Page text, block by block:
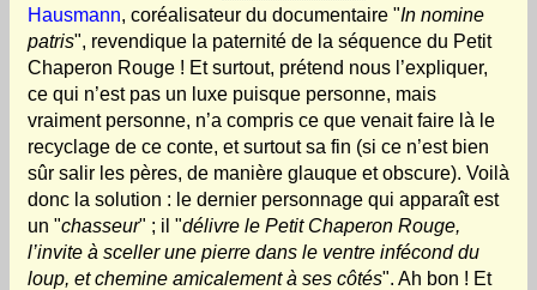
Hausmann, coréalisateur du documentaire "In nomine
patris", revendique la paternité de la séquence du Petit
Chaperon Rouge ! Et surtout, prétend nous l’expliquer,
ce qui n’est pas un luxe puisque personne, mais
vraiment personne, n’a compris ce que venait faire là le
recyclage de ce conte, et surtout sa fin (si ce n’est bien
sûr salir les pères, de manière glauque et obscure). Voilà
donc la solution : le dernier personnage qui apparaît est
un "chasseur" ; il "délivre le Petit Chaperon Rouge,
l’invite à sceller une pierre dans le ventre infécond du
loup, et chemine amicalement à ses côtés". Ah bon ! Et